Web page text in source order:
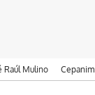
Raúl Mulino Cepanim